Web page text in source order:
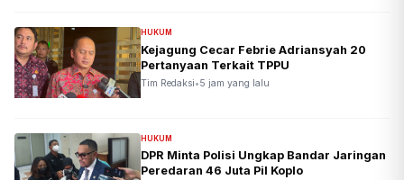
HUKUM
Kejagung Cecar Febrie Adriansyah 20
Pertanyaan Terkait TPPU
Tim Redaksi•5 jam yang lalu
HUKUM
DPR Minta Polisi Ungkap Bandar Jaringan
Peredaran 46 Juta Pil Koplo